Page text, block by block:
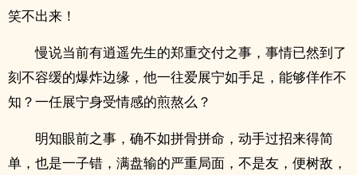
笑不出来！
慢说当前有逍遥先生的郑重交付之事，事情已然到了
刻不容缓的爆炸边缘，他一往爱展宁如手足，能够佯作不
知？一任展宁身受情感的煎熬么？
明知眼前之事，确不如拼骨拼命，动手过招来得简
单，也是一子错，满盘输的严重局面，不是友，便树敌，